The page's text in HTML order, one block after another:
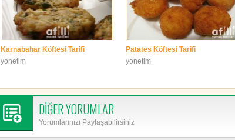
Karnabahar Köftesi Tarifi
yonetim
Patates Köftesi Tarifi
yonetim
DİĞER YORUMLAR
Yorumlarınızı Paylaşabilirsiniz